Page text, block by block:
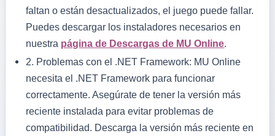
faltan o están desactualizados, el juego puede fallar.
Puedes descargar los instaladores necesarios en
nuestra página de Descargas de MU Online.
2. Problemas con el .NET Framework: MU Online
necesita el .NET Framework para funcionar
correctamente. Asegúrate de tener la versión más
reciente instalada para evitar problemas de
compatibilidad. Descarga la versión más reciente en